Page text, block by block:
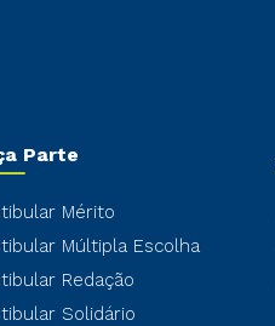
Parte
Mérito
Múltipla Escolha
Redação
Solidário